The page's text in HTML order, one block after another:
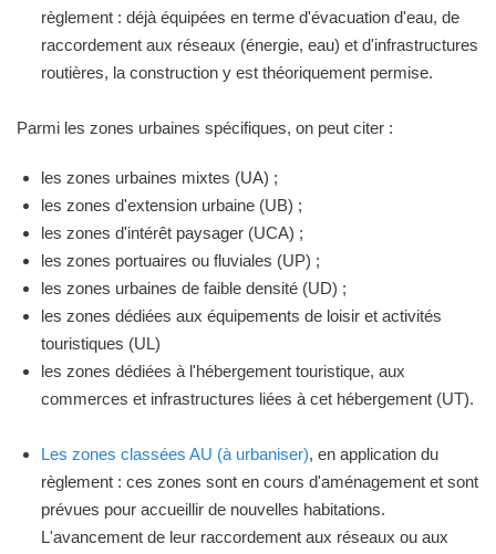
règlement : déjà équipées en terme d'évacuation d'eau, de
raccordement aux réseaux (énergie, eau) et d'infrastructures
routières, la construction y est théoriquement permise.
Parmi les zones urbaines spécifiques, on peut citer :
les zones urbaines mixtes (UA) ;
les zones d'extension urbaine (UB) ;
les zones d'intérêt paysager (UCA) ;
les zones portuaires ou fluviales (UP) ;
les zones urbaines de faible densité (UD) ;
les zones dédiées aux équipements de loisir et activités
touristiques (UL)
les zones dédiées à l'hébergement touristique, aux
commerces et infrastructures liées à cet hébergement (UT).
Les zones classées AU (à urbaniser), en application du
règlement : ces zones sont en cours d'aménagement et sont
prévues pour accueillir de nouvelles habitations.
L'avancement de leur raccordement aux réseaux ou aux